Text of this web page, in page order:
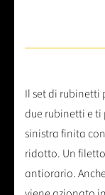
Il set di rubinetti
due rubinetti e
sinistra finita
ridotto. Un
antiorario.